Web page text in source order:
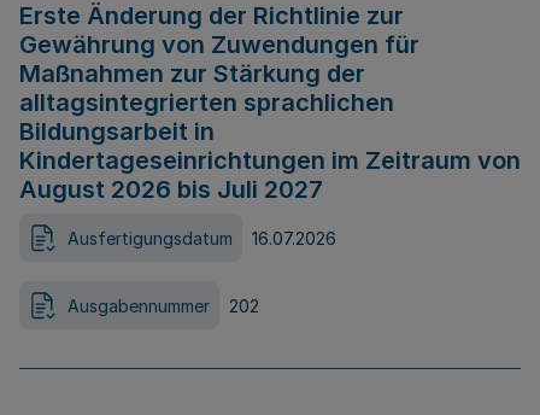
Erste Änderung der Richtlinie zur
Gewährung von Zuwendungen für
Maßnahmen zur Stärkung der
alltagsintegrierten sprachlichen
Bildungsarbeit in
Kindertageseinrichtungen im Zeitraum von
August 2026 bis Juli 2027
Ausfertigungsdatum 16.07.2026
Ausgabennummer 202